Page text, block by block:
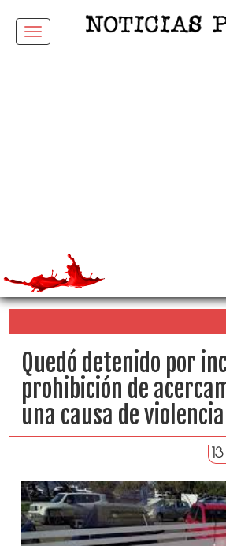
Menu
Quedó detenido por
prohibición de
una causa de